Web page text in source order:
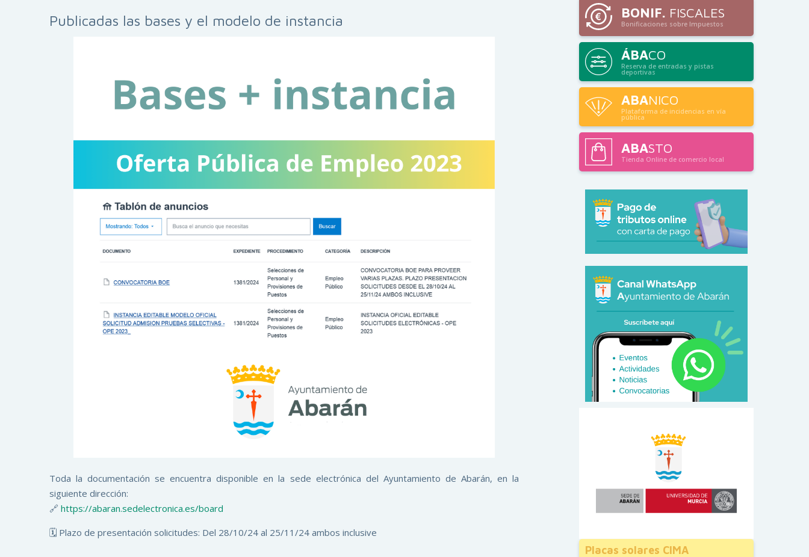
Publicadas las bases y el modelo de instancia
Toda la documentación se encuentra disponible en la sede electrónica del Ayuntamiento de Abarán, en la
siguiente dirección:
🔗 https://abaran.sedelectronica.es/board
🗓️ Plazo de presentación solicitudes: Del 28/10/24 al 25/11/24 ambos inclusive
BONIF. FISCALES
Bonificaciones sobre Impuestos
ÁBACO
Reserva de entradas y pistas
deportivas
ABANICO
Plataforma de incidencias en vía
pública
ABASTO
Tienda Online de comercio local
Placas solares CIMA